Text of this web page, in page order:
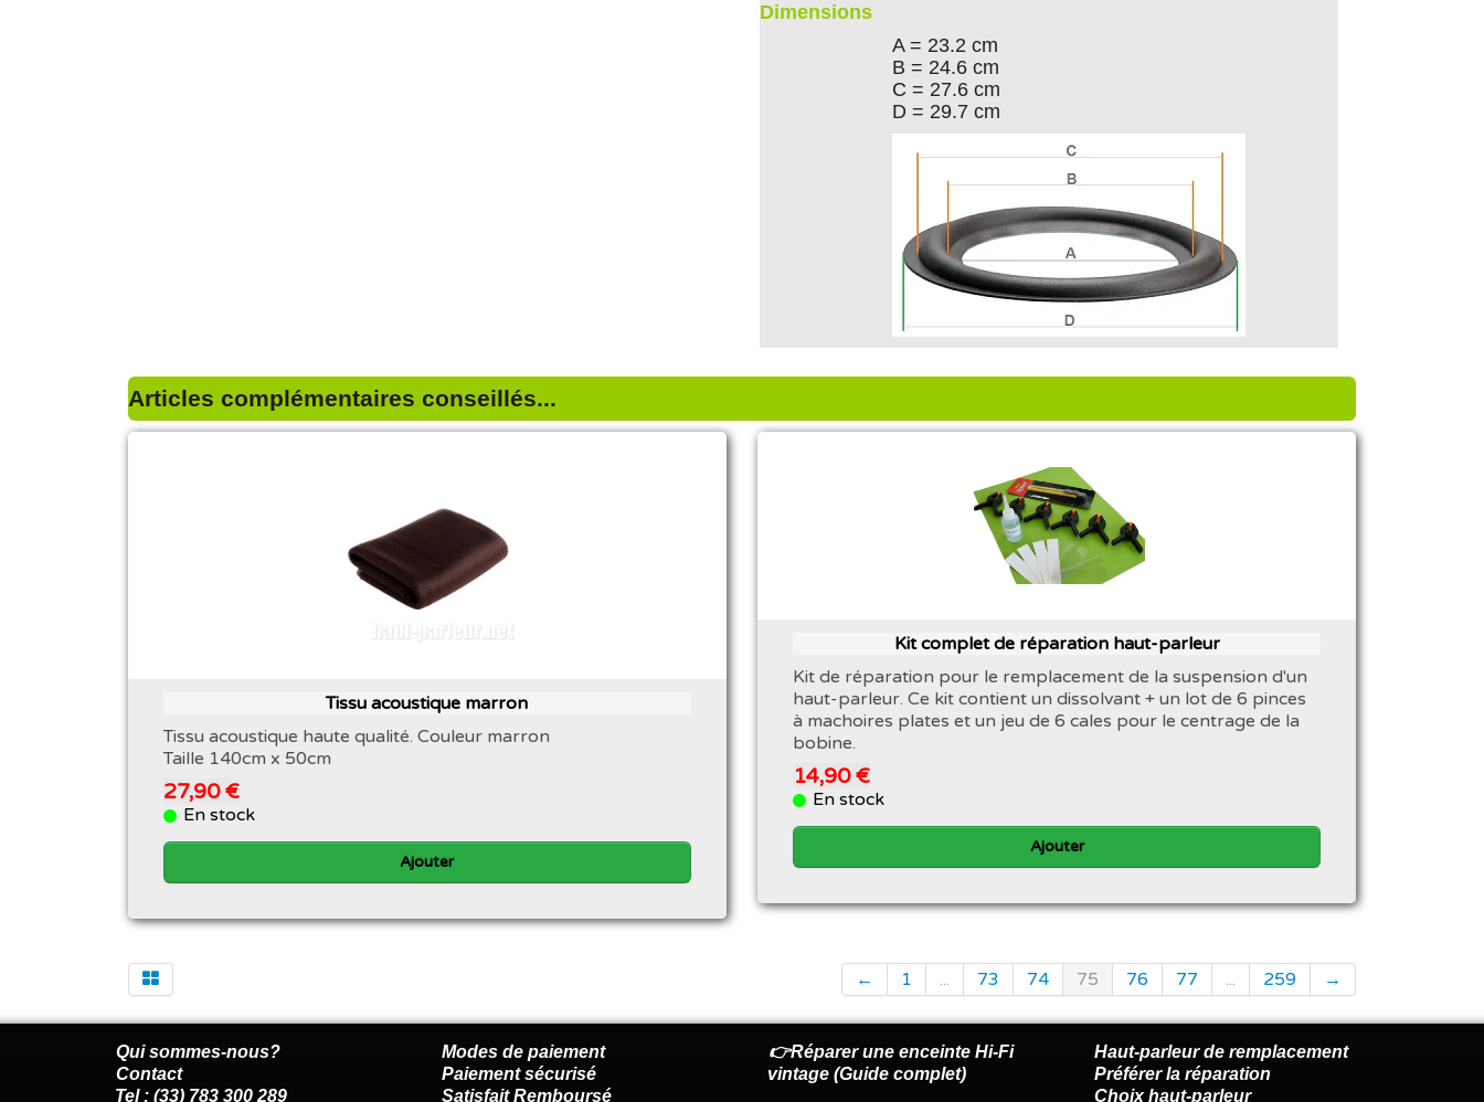
Dimensions
A = 23.2 cm
B = 24.6 cm
C = 27.6 cm
D = 29.7 cm
Articles complémentaires conseillés...
Tissu acoustique marron
Tissu acoustique haute qualité. Couleur marron
Taille 140cm x 50cm
27,90 €
En stock
Ajouter
Kit complet de réparation haut-parleur
Kit de réparation pour le remplacement de la suspension d'un
haut-parleur. Ce kit contient un dissolvant + un lot de 6 pinces
à machoires plates et un jeu de 6 cales pour le centrage de la
bobine.
14,90 €
En stock
Ajouter
← 1 ... 73 74 75 76 77 ... 259 →
Qui sommes-nous?
Contact
Tel : (33) 783 300 289
Modes de paiement
Paiement sécurisé
Satisfait Remboursé
👉Réparer une enceinte Hi-Fi
vintage (Guide complet)
Haut-parleur de remplacement
Préférer la réparation
Choix haut-parleur